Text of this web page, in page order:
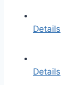
Details
Details